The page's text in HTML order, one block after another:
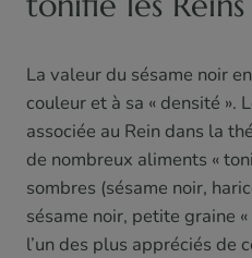
La valeur du sésame noir
couleur et à sa « densité ».
associée au Rein dans la
de nombreux aliments «
sombres (sésame noir,
sésame noir, petite graine
l’un des plus appréciés de